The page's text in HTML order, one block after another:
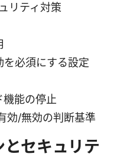
リティ対策
を必須にする設定
機能の停止
効/無効の判断基準
セキュリテ